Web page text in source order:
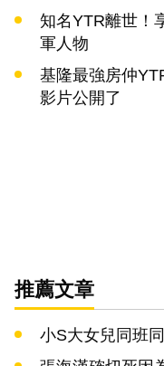
知名YTR離世！
軍人物
基隆最強房仲
影片公開了
推薦文章
小S大女兒同班